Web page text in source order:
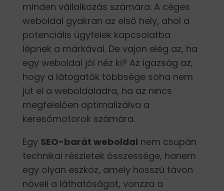
minden vállalkozás számára. A céges
weboldal gyakran az első hely, ahol a
potenciális ügyfelek kapcsolatba
lépnek a márkával. De vajon elég az, ha
egy weboldal jól néz ki? Az igazság az,
hogy a látogatók többsége soha nem
jut el a weboldaladra, ha az nincs
megfelelően optimalizálva a
keresőmotorok számára.
Egy SEO-barát weboldal nem csupán
technikai részletek összessége, hanem
egy olyan eszköz, amely hosszú távon
növeli a láthatóságot, vonzza a